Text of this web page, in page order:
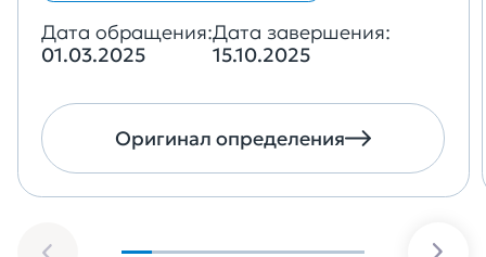
Дата обращения:
01.03.2025
Дата завершения:
15.10.2025
Оригинал определения